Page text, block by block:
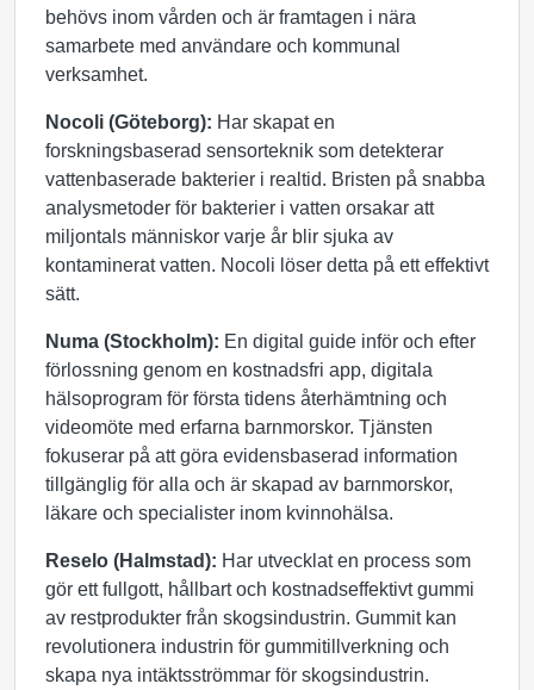
behövs inom vården och är framtagen i nära
samarbete med användare och kommunal
verksamhet.
Nocoli (Göteborg): Har skapat en
forskningsbaserad sensorteknik som detekterar
vattenbaserade bakterier i realtid. Bristen på snabba
analysmetoder för bakterier i vatten orsakar att
miljontals människor varje år blir sjuka av
kontaminerat vatten. Nocoli löser detta på ett effektivt
sätt.
Numa (Stockholm): En digital guide inför och efter
förlossning genom en kostnadsfri app, digitala
hälsoprogram för första tidens återhämtning och
videomöte med erfarna barnmorskor. Tjänsten
fokuserar på att göra evidensbaserad information
tillgänglig för alla och är skapad av barnmorskor,
läkare och specialister inom kvinnohälsa.
Reselo (Halmstad): Har utvecklat en process som
gör ett fullgott, hållbart och kostnadseffektivt gummi
av restprodukter från skogsindustrin. Gummit kan
revolutionera industrin för gummitillverkning och
skapa nya intäktsströmmar för skogsindustrin.